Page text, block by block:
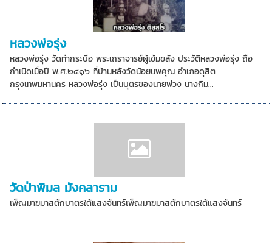
หลวงพ่อรุ่ง
หลวงพ่อรุ่ง วัดท่ากระบือ พระเถราจารย์ผู้เข้มขลัง ประวัติหลวงพ่อรุ่ง ถือ
กำเนิดเมื่อปี พ.ศ.๒๔๑๖ ที่บ้านหลังวัดน้อยนพคุณ อำเภอดุสิต
กรุงเทพมหานคร หลวงพ่อรุ่ง เป็นบุตรของนายพ่วง นางกิม...
วัดป่าพิมล มังคลาราม
เพ็ญมาฆมาสตักบาตรใต้แสงจันทร์เพ็ญมาฆมาสตักบาตรใต้แสงจันทร์